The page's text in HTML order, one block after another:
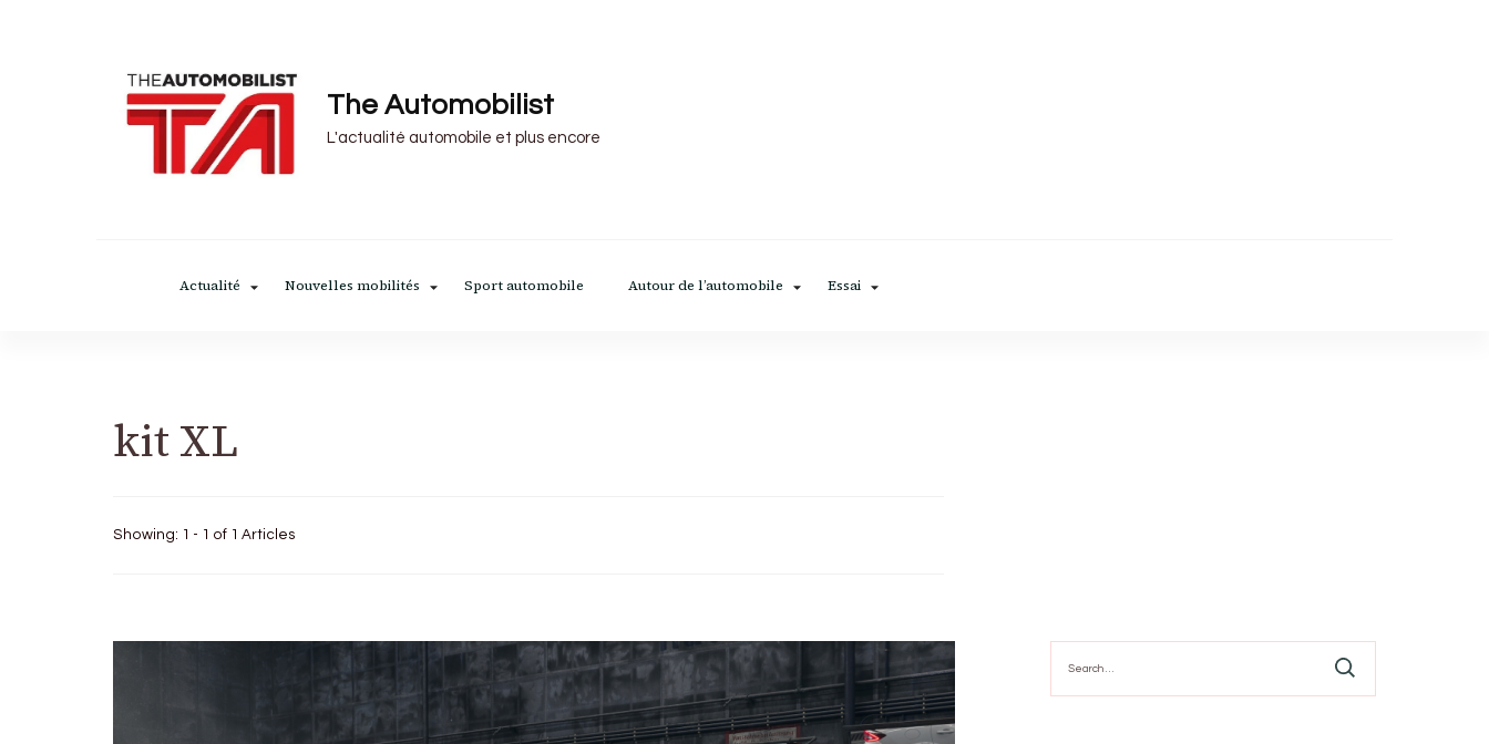
The Automobilist
L'actualité automobile et plus encore
Actualité Nouvelles mobilités Sport automobile Autour de l’automobile Essai
kit XL
Showing: 1 - 1 of 1 Articles
for: